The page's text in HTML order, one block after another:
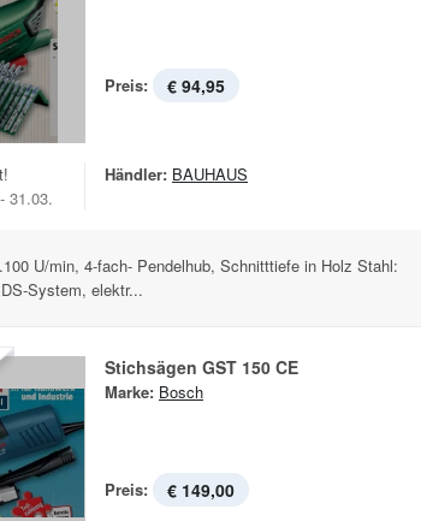
Preis: € 94,95
31.03.
Händler: BAUHAUS
U/min, 4-fach- Pendelhub, Schnitttiefe in Holz Stahl:
System, elektr...
Stichsägen GST 150 CE
Marke: Bosch
Preis: € 149,00